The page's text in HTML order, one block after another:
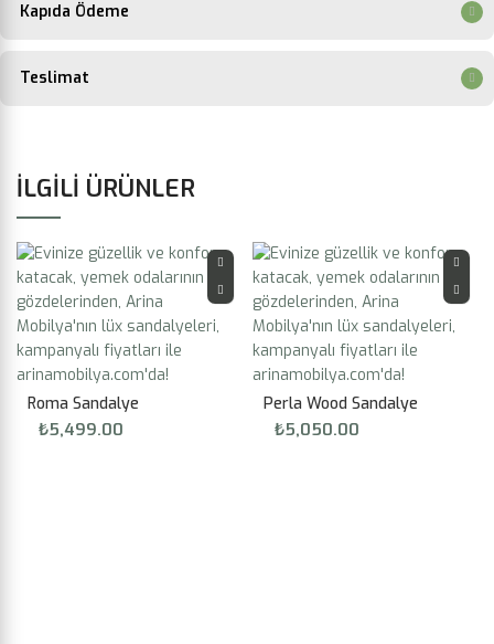
Kapıda Ödeme
Teslimat
İLGILI ÜRÜNLER
Roma Sandalye
₺5,499.00
Perla Wood Sandalye
₺5,050.00